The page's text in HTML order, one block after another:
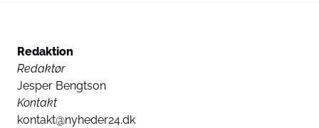
Redaktion
Redaktør
Jesper Bengtson
Kontakt
kontakt@nyheder24.dk